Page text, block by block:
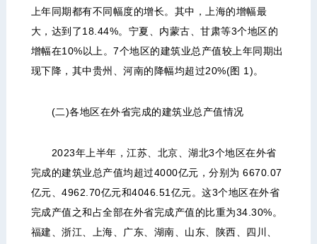
上年同期都有不同幅度的增长。其中，上海的增幅最
大，达到了18.44%。宁夏、内蒙古、甘肃等3个地区的
增幅在10%以上。7个地区的建筑业总产值较上年同期出
现下降，其中贵州、河南的降幅均超过20%(图 1)。
(二)各地区在外省完成的建筑业总产值情况
2023年上半年，江苏、北京、湖北3个地区在外省
完成的建筑业总产值均超过4000亿元，分别为 6670.07
亿元、4962.70亿元和4046.51亿元。这3个地区在外省
完成产值之和占全部在外省完成产值的比重为34.30%。
福建、浙江、上海、广东、湖南、山东、陕西、四川、